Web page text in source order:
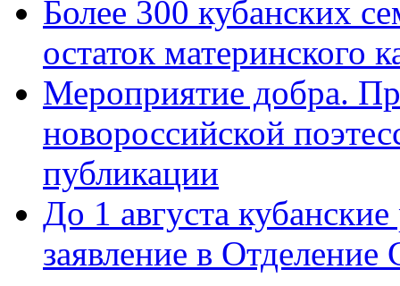
Более 300 кубанских
остаток материнского
Мероприятие добра.
новороссийской
публикации
До 1 августа
заявление в